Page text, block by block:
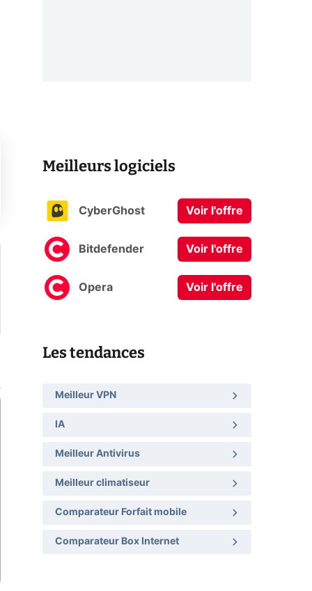
Meilleurs logiciels
CyberGhost Voir l'offre
Bitdefender Voir l'offre
Opera Voir l'offre
Les tendances
Meilleur VPN
IA
Meilleur Antivirus
Meilleur climatiseur
Comparateur Forfait mobile
Comparateur Box Internet